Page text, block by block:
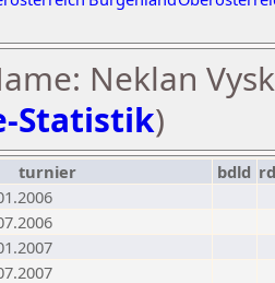
Neklan
Statistik)
turnier bdld rd